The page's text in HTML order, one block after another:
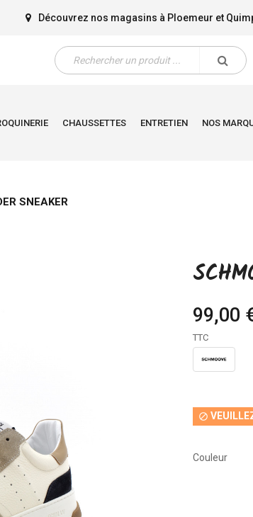
Découvrez nos magasins à Ploemeur et
CHAUSSETTES ENTRETIEN NOS
SNEAKER
99,00
TTC

Couleur